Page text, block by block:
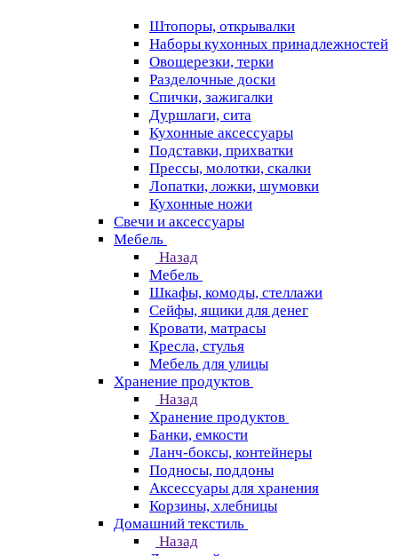
Штопоры, открывалки
Наборы кухонных принадлежностей
Овощерезки, терки
Разделочные доски
Спички, зажигалки
Дуршлаги, сита
Кухонные аксессуары
Подставки, прихватки
Прессы, молотки, скалки
Лопатки, ложки, шумовки
Кухонные ножи
Свечи и аксессуары
Мебель
Назад
Мебель
Шкафы, комоды, стеллажи
Сейфы, ящики для денег
Кровати, матрасы
Кресла, стулья
Мебель для улицы
Хранение продуктов
Назад
Хранение продуктов
Банки, емкости
Ланч-боксы, контейнеры
Подносы, поддоны
Аксессуары для хранения
Корзины, хлебницы
Домашний текстиль
Назад